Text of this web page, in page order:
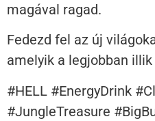
magával ragad.
Fedezd fel az új
amelyik a legjobban illik
#HELL #EnergyDrink
#JungleTreasure